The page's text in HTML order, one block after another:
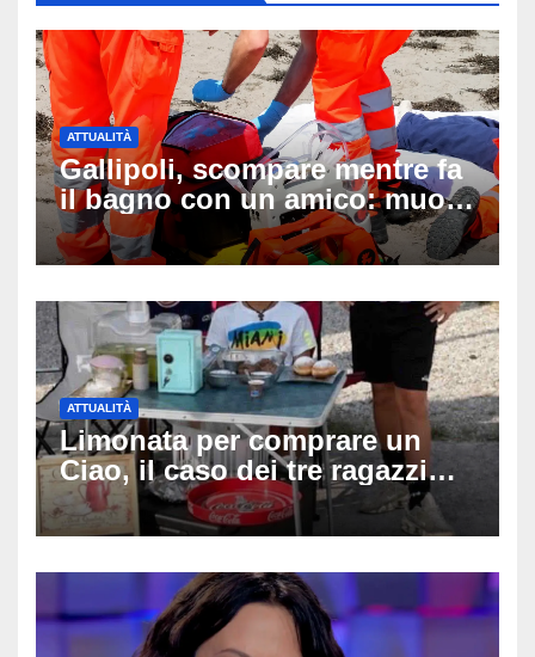
ATTUALITÀ
Gallipoli, scompare mentre fa
il bagno con un amico: muore
a 19 anni dopo 45 minuti di
disperati tentativi di
ATTUALITÀ
Limonata per comprare un
Ciao, il caso dei tre ragazzi
divide l’Italia: Fedriga li invita
in Regione, Vannacci li